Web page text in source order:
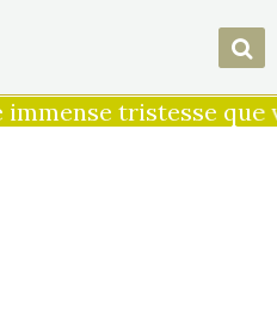
tristesse que